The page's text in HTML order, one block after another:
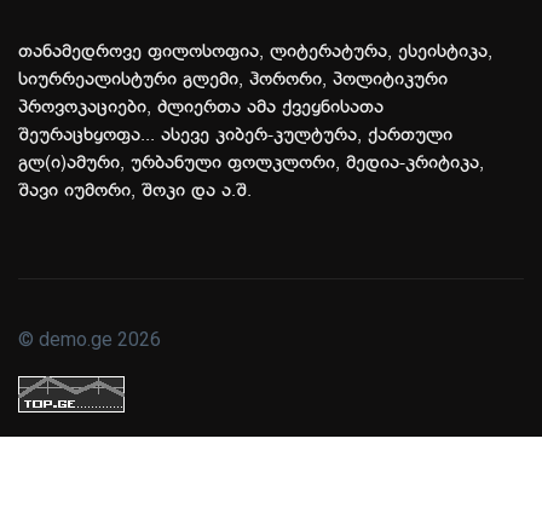
თანამედროვე ფილოსოფია, ლიტერატურა, ესეისტიკა,
სიურრეალისტური გლემი, ჰორორი, პოლიტიკური
პროვოკაციები, ძლიერთა ამა ქვეყნისათა
შეურაცხყოფა... ასევე კიბერ-კულტურა, ქართული
გლ(ი)ამური, ურბანული ფოლკლორი, მედია-კრიტიკა,
შავი იუმორი, შოკი და ა.შ.
© demo.ge 2026